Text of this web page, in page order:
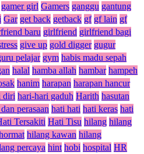
gamer girl Gamers ganggu gantung
Gar get back getback gf gf lain gf
baru girlfriend girlfriend bagi
give up gold digger gugur
pelajar gym habis madu sepah
halal hamba allah hambar hampeh
hanim harapan harapan hancur
diri hari-hari gaduh Harith hasutan
perasaan hati hati hati keras hati
Tersakiti Hati Tisu hilang hilang
hilang kawan hilang
percaya hint hobi hospital HR